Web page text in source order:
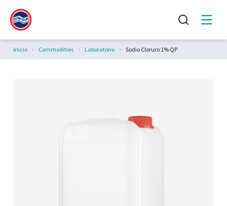
Estás aquí:
Inicio Commodities Laboratorio Sodio Cloruro 1% QP